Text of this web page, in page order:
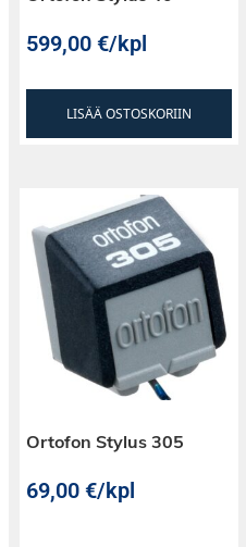
599,00€/kpl
LISÄÄ OSTOSKORIIN
Ortofon Stylus 305
69,00€/kpl